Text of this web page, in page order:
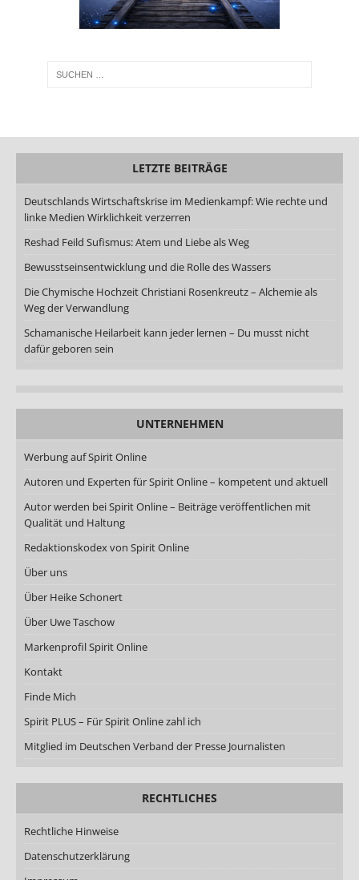
LETZTE BEITRÄGE
Deutschlands Wirtschaftskrise im Medienkampf: Wie rechte und
linke Medien Wirklichkeit verzerren
Reshad Feild Sufismus: Atem und Liebe als Weg
Bewusstseinsentwicklung und die Rolle des Wassers
Die Chymische Hochzeit Christiani Rosenkreutz – Alchemie als
Weg der Verwandlung
Schamanische Heilarbeit kann jeder lernen – Du musst nicht
dafür geboren sein
UNTERNEHMEN
Werbung auf Spirit Online
Autoren und Experten für Spirit Online – kompetent und aktuell
Autor werden bei Spirit Online – Beiträge veröffentlichen mit
Qualität und Haltung
Redaktionskodex von Spirit Online
Über uns
Über Heike Schonert
Über Uwe Taschow
Markenprofil Spirit Online
Kontakt
Finde Mich
Spirit PLUS – Für Spirit Online zahl ich
Mitglied im Deutschen Verband der Presse Journalisten
RECHTLICHES
Rechtliche Hinweise
Datenschutzerklärung